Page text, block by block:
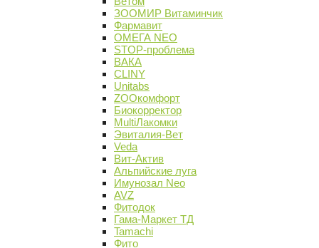
ЗООМИР Витаминчик
Фармавит
ОМЕГА NEO
STOP-проблема
ВАКА
CLINY
Unitabs
ZOOкомфорт
Биокорректор
MultiЛакомки
Эвиталия-Вет
Veda
Вит-Актив
Альпийские луга
Имунозал Neo
AVZ
Фитодок
Гама-Маркет ТД
Tamachi
Фито